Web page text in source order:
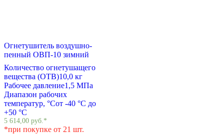
Огнетушитель воздушно-
пенный ОВП-10 зимний
Количество огнетушащего
вещества (ОТВ)10,0 кг
Рабочее давление1,5 МПа
Диапазон рабочих
температур, °Сот -40 °С до
+50 °С
5 614,00 руб. *
*при покупке от 21 шт.